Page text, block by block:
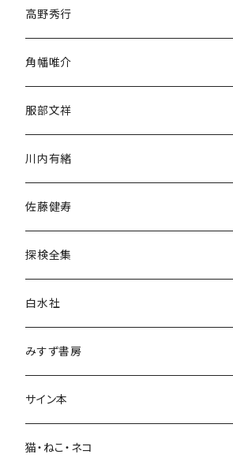
随筆・ノンフィクション・その他
民族・風習
言語・ことば
高野秀行
角幡唯介
服部文祥
川内有緒
佐藤健寿
探検全集
白水社
みすず書房
サイン本
猫・ねこ・ネコ